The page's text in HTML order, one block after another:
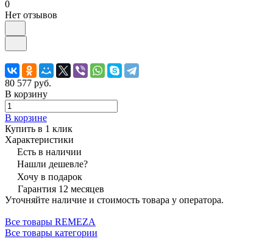
0
Нет отзывов
80 577 руб.
В корзину
В корзине
Купить в 1 клик
Характеристики
Есть в наличии
Нашли дешевле?
Хочу в подарок
Гарантия 12 месяцев
Уточняйте наличие и стоимость товара у оператора.
Все товары REMEZA
Все товары категории